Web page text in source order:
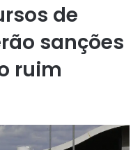
de
sanções
ruim